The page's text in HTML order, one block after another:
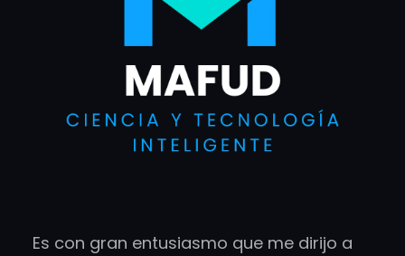
Es con gran entusiasmo que me dirijo a